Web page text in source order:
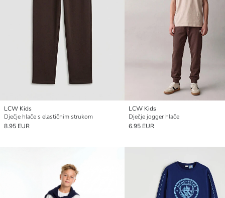
LCW Kids
Dječje hlače s elastičnim strukom
8.95 EUR
LCW Kids
Dječje jogger hlače
6.95 EUR